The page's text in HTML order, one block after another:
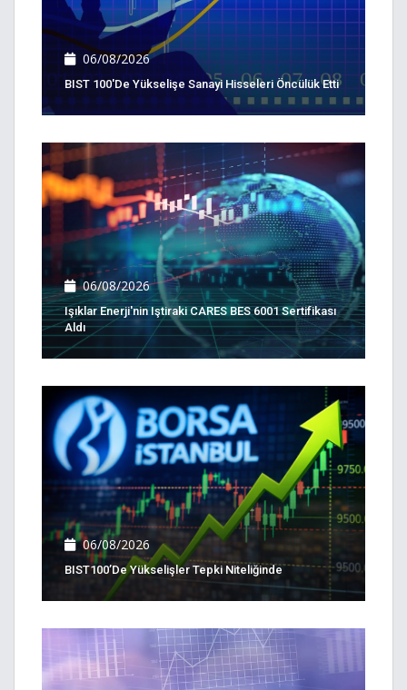
06/08/2026
BIST 100'de Yükselişe Sanayi Hisseleri Öncülük Etti
06/08/2026
Işıklar Enerji'nin Iştiraki CARES BES 6001 Sertifikası
Aldı
06/08/2026
BIST100’de Yükselişler Tepki Niteliğinde